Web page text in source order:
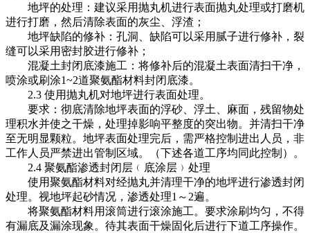
地坪的处理：建议采用抛丸机进行表面抛丸处理或打磨机
进行打磨，然后清除表面的灰尘、浮渣；
地坪缺陷的修补：孔洞、缺陷可以采用腻子进行修补，裂
缝可以采用密封胶进行修补；
混凝土封闭底漆施工：将修补后的混凝土表面清扫干净，
喷涂或刷涂1~2道聚氨酯材料封闭底漆。
2.3 使用抛丸机对地坪进行表面处理。
要求：彻底清除地坪表面的浮砂、浮土、麻面，残留物处
理积水并使之干燥，处理掉影响平整度的突出物。并清扫干净
至无明显颗粒。地坪表面处理完后，需严格控制进出人员，非
工作人员严禁进出管制区域。（下述各道工序均同此控制）。
2.4 聚氨酯渗透封闭层﹙底涂层﹚处理
使用聚氨酯材料对经抛丸并清理干净的地坪进行渗透封闭
处理。视地坪起砂情况，渗透处理1～2遍。
将聚氨酯材料用滚筒进行滚涂施工。要求涂刷均匀，不得
有漏底及漏涂现象。待其表面干燥固化后进行下道工序操作。